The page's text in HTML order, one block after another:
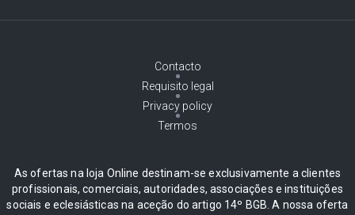
Contacto
Requisito legal
Privacy policy
Termos
As ofertas na loja Online destinam-se exclusivamente a clientes
profissionais, comerciais, autoridades, associações e instituições
sociais e eclesiásticas na aceção do artigo 14º BGB. A nossa oferta